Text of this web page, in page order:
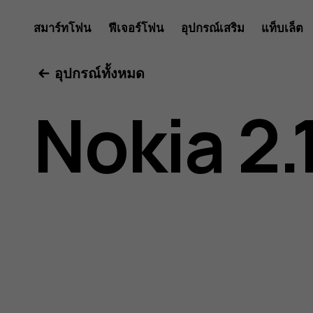
คู่มือ
ผู้
ใช้
สมาร์ทโฟน ฟีเจอร์โฟน อุปกรณ์เสริม แท็บเล็ต
อุปกรณ์ทั้งหมด
Nokia